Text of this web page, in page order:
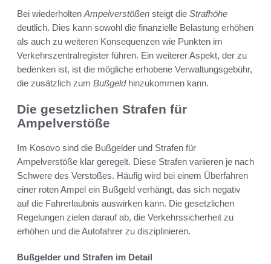
Bei wiederholten Ampelverstößen steigt die Strafhöhe
deutlich. Dies kann sowohl die finanzielle Belastung erhöhen
als auch zu weiteren Konsequenzen wie Punkten im
Verkehrszentralregister führen. Ein weiterer Aspekt, der zu
bedenken ist, ist die mögliche erhobene Verwaltungsgebühr,
die zusätzlich zum Bußgeldhinzukommen kann.
Die gesetzlichen Strafen für
Ampelverstöße
Im Kosovo sind die Bußgelder und Strafen für
Ampelverstöße klar geregelt. Diese Strafen variieren je nach
Schwere des Verstoßes. Häufig wird bei einem Überfahren
einer roten Ampel ein Bußgeld verhängt, das sich negativ
auf die Fahrerlaubnis auswirken kann. Die gesetzlichen
Regelungen zielen darauf ab, die Verkehrssicherheit zu
erhöhen und die Autofahrer zu disziplinieren.
Bußgelder und Strafen im Detail